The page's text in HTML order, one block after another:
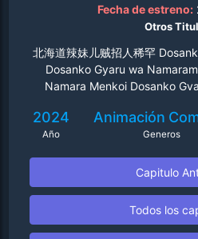
Fecha de estreno:
Otros
北海道辣妹儿贼招人稀罕
Dosanko Gyaru wa
Namara Menkoi Dosanko
2024
Año
Animación
Generos
Capitulo
Todos los